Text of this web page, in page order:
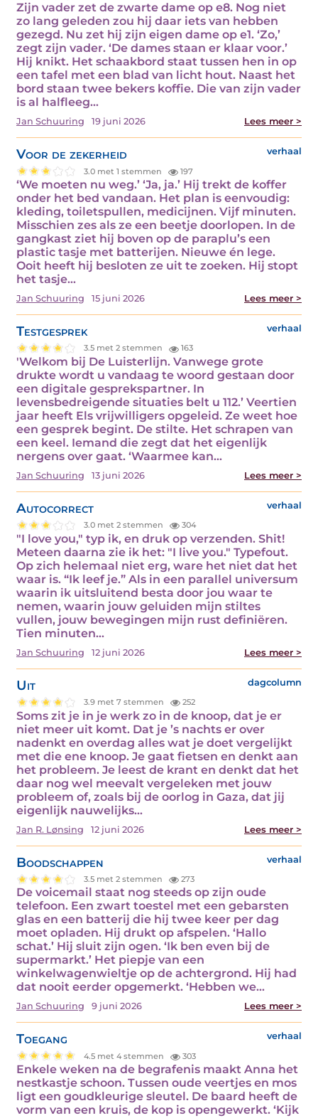
Zijn vader zet de zwarte dame op e8. Nog niet
zo lang geleden zou hij daar iets van hebben
gezegd. Nu zet hij zijn eigen dame op e1. ‘Zo,’
zegt zijn vader. ‘De dames staan er klaar voor.’
Hij knikt. Het schaakbord staat tussen hen in op
een tafel met een blad van licht hout. Naast het
bord staan twee bekers koffie. Die van zijn vader
is al halfleeg…
Jan Schuuring 19 juni 2026 Lees meer >
Voor de zekerheid verhaal
3.0 met 1 stemmen 197
‘We moeten nu weg.’ ‘Ja, ja.’ Hij trekt de koffer
onder het bed vandaan. Het plan is eenvoudig:
kleding, toiletspullen, medicijnen. Vijf minuten.
Misschien zes als ze een beetje doorlopen. In de
gangkast ziet hij boven op de paraplu’s een
plastic tasje met batterijen. Nieuwe én lege.
Ooit heeft hij besloten ze uit te zoeken. Hij stopt
het tasje…
Jan Schuuring 15 juni 2026 Lees meer >
Testgesprek verhaal
3.5 met 2 stemmen 163
'Welkom bij De Luisterlijn. Vanwege grote
drukte wordt u vandaag te woord gestaan door
een digitale gesprekspartner. In
levensbedreigende situaties belt u 112.’ Veertien
jaar heeft Els vrijwilligers opgeleid. Ze weet hoe
een gesprek begint. De stilte. Het schrapen van
een keel. Iemand die zegt dat het eigenlijk
nergens over gaat. ‘Waarmee kan…
Jan Schuuring 13 juni 2026 Lees meer >
Autocorrect verhaal
3.0 met 2 stemmen 304
"I love you," typ ik, en druk op verzenden. Shit!
Meteen daarna zie ik het: "I live you." Typefout.
Op zich helemaal niet erg, ware het niet dat het
waar is. “Ik leef je.” Als in een parallel universum
waarin ik uitsluitend besta door jou waar te
nemen, waarin jouw geluiden mijn stiltes
vullen, jouw bewegingen mijn rust definiëren.
Tien minuten…
Jan Schuuring 12 juni 2026 Lees meer >
Uit dagcolumn
3.9 met 7 stemmen 252
Soms zit je in je werk zo in de knoop, dat je er
niet meer uit komt. Dat je ’s nachts er over
nadenkt en overdag alles wat je doet vergelijkt
met die ene knoop. Je gaat fietsen en denkt aan
het probleem. Je leest de krant en denkt dat het
daar nog wel meevalt vergeleken met jouw
probleem of, zoals bij de oorlog in Gaza, dat jij
eigenlijk nauwelijks…
Jan R. Lønsing 12 juni 2026 Lees meer >
Boodschappen verhaal
3.5 met 2 stemmen 273
De voicemail staat nog steeds op zijn oude
telefoon. Een zwart toestel met een gebarsten
glas en een batterij die hij twee keer per dag
moet opladen. Hij drukt op afspelen. ‘Hallo
schat.’ Hij sluit zijn ogen. ‘Ik ben even bij de
supermarkt.’ Het piepje van een
winkelwagenwieltje op de achtergrond. Hij had
dat nooit eerder opgemerkt. ‘Hebben we…
Jan Schuuring 9 juni 2026 Lees meer >
Toegang verhaal
4.5 met 4 stemmen 303
Enkele weken na de begrafenis maakt Anna het
nestkastje schoon. Tussen oude veertjes en mos
ligt een goudkleurige sleutel. De baard heeft de
vorm van een kruis, de kop is opengewerkt. ‘Kijk